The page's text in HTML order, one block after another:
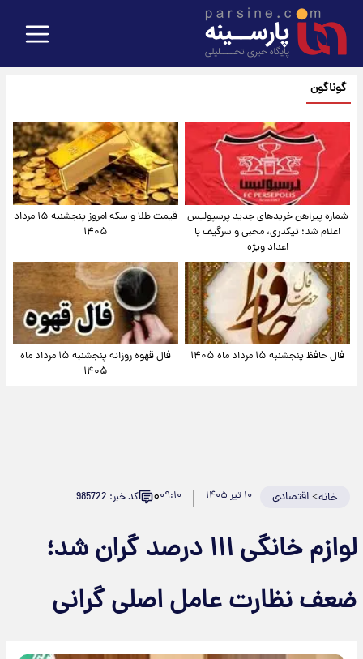
گوناگون
شماره پیراهن خریدهای جدید پرسپولیس
اعلام شد؛ تیکدری، محبی و سرگیف با
اعداد ویژه
قیمت طلا و سکه امروز پنجشنبه ۱۵ مرداد
۱۴۰۵
فال حافظ پنجشنبه ۱۵ مرداد ماه ۱۴۰۵
فال قهوه روزانه پنجشنبه ۱۵ مرداد ماه
۱۴۰۵
خانه>اقتصادی ۱۰ تیر ۱۴۰۵ ۰۹:۱۰۰ کد خبر: 985722
لوازم خانگی ۱۱۱ درصد گران شد؛
ضعف نظارت عامل اصلی گرانی